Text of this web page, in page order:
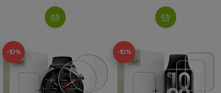
-10% -10%